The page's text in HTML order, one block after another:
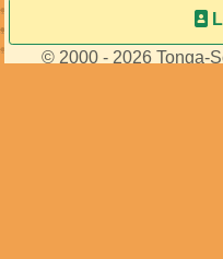
© 2000 - 2026 Tonga-